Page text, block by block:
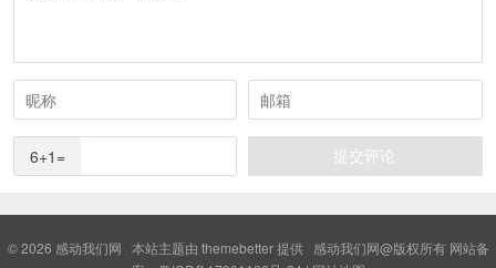
6+1=
© 2026 感动我们网 本站主题由 themebetter提供 感动我们网@版权所有 网站备